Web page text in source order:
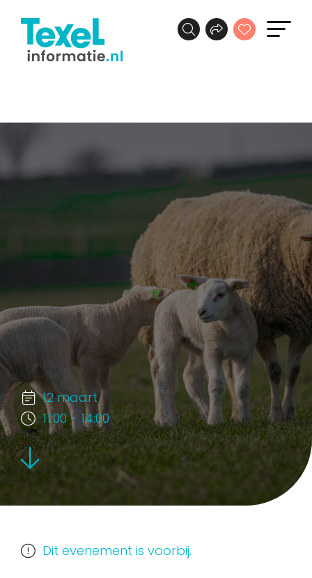
12 maart
11:00 - 14:00
Dit evenement is voorbij.